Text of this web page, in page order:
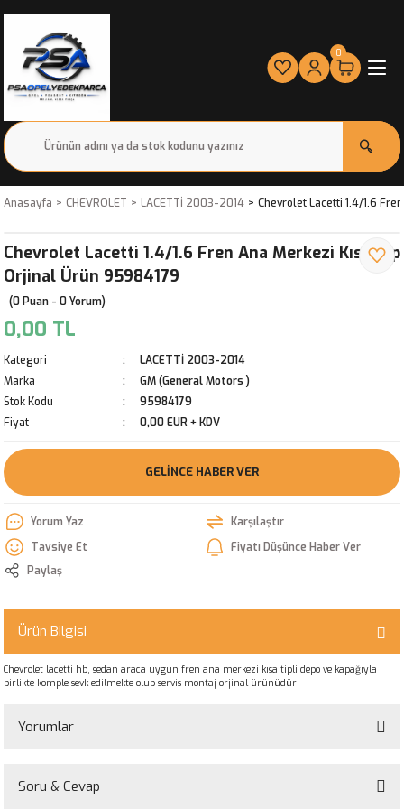
0
Anasayfa CHEVROLET LACETTİ 2003-2014 Chevrolet Lacetti 1.4/1.6
Chevrolet Lacetti 1.4/1.6 Fren Ana Merkezi Kısa Tip
Orjinal Ürün 95984179
(0 Puan - 0 Yorum)
0,00 TL
Kategori
LACETTİ 2003-2014
Marka
GM (General Motors )
Stok Kodu
95984179
Fiyat
0,00 EUR + KDV
GELINCE HABER VER
Yorum Yaz
Karşılaştır
Tavsiye Et
Fiyatı Düşünce Haber Ver
Paylaş
Ürün Bilgisi
Chevrolet lacetti hb, sedan araca uygun fren ana merkezi kısa tipli depo ve kapağıyla
birlikte komple sevk edilmekte olup servis montaj orjinal ürünüdür.
Yorumlar
Soru & Cevap